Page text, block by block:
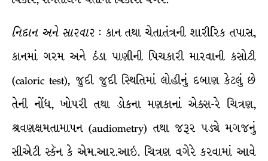
નિદાન અને સારવાર: કાન તથા ચેતાતંત્રની શારીરિક તપાસ,
કાનમાં ગરમ અને ઠંડા પાણીની પિચકારી મારવાની કસોટી
(caloric test), જુદી જુદી સ્થિતિમાં લોહીનું દબાણ કેટલું છે
તેની નોંધ, ખોપરી તથા ડોકના મણકાનાં એક્સ-રે ચિત્રણ,
શ્રવણક્ષમતામાપન (audiometry) તથા જરૂર પડ્યે મગજનું
સીએટી સ્કૅન કે એમ.આર.આઇ. ચિત્રણ વગેરે કરવામાં આવે